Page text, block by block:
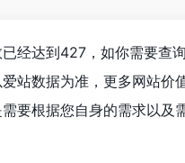
经达到427，如你需要查
站数据为准，更多网站
要根据您自身的需求以及